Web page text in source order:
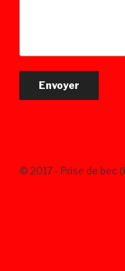
© 2017 - Prise de bec